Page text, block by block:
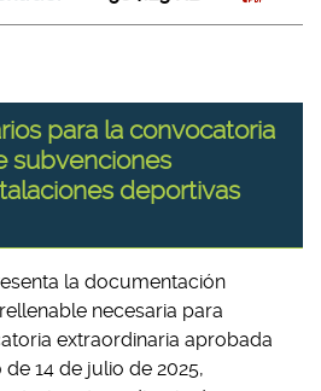
para la convocatoria
subvenciones
deportivas
la documentación
necesaria para
extraordinaria aprobada
14 de julio de 2025,